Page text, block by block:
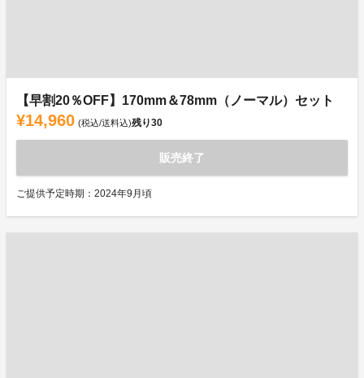
【早割20％OFF】170mm＆78mm（ノーマル）セット
¥14,960 (税込/送料込)残り30
販売終了
ご提供予定時期：2024年9月頃